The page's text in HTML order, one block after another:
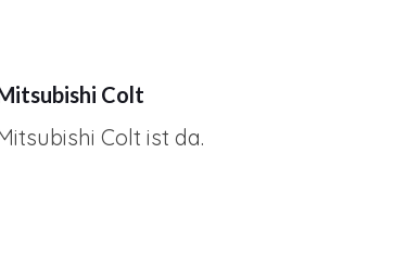
Colt
Colt ist da.